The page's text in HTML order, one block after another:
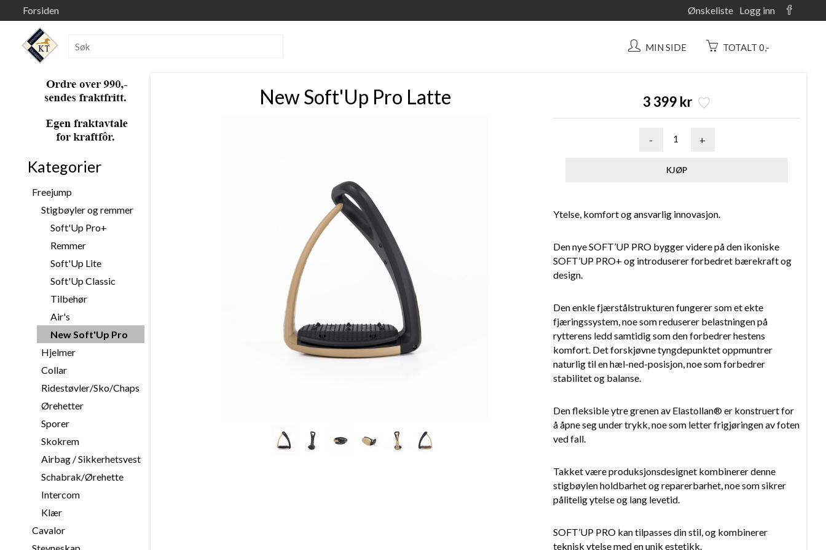
Forsiden Ønskeliste Logg inn
MIN SIDE TOTALT 0,-
Kategorier
Freejump
Stigbøyler og remmer
Soft'Up Pro+
Remmer
Soft'Up Lite
Soft'Up Classic
Tilbehør
Air's
New Soft'Up Pro
Hjelmer
Collar
Ridestøvler/Sko/Chaps
Ørehetter
Sporer
Skokrem
Airbag / Sikkerhetsvest
Schabrak/Ørehette
Intercom
Klær
Cavalor
New Soft'Up Pro Latte 3 399 kr
- +
Ytelse, komfort og ansvarlig innovasjon.
Den nye SOFT’UP PRO bygger videre på den ikoniske
SOFT’UP PRO+ og introduserer forbedret bærekraft og
design.
Den enkle fjærstålstrukturen fungerer som et ekte
fjæringssystem, noe som reduserer belastningen på
rytterens ledd samtidig som den forbedrer hestens
komfort. Det forskjøvne tyngdepunktet oppmuntrer
naturlig til en hæl-ned-posisjon, noe som forbedrer
stabilitet og balanse.
Den fleksible ytre grenen av Elastollan® er konstruert for
å åpne seg under trykk, noe som letter frigjøringen av foten
ved fall.
Takket være produksjonsdesignet kombinerer denne
stigbøylen holdbarhet og reparerbarhet, noe som sikrer
pålitelig ytelse og lang levetid.
SOFT’UP PRO kan tilpasses din stil, og kombinerer
teknisk ytelse med en unik estetikk.